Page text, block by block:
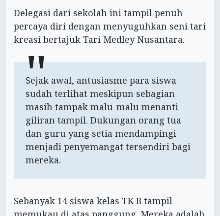
Delegasi dari sekolah ini tampil penuh
percaya diri dengan menyuguhkan seni tari
kreasi bertajuk Tari Medley Nusantara.
Sejak awal, antusiasme para siswa
sudah terlihat meskipun sebagian
masih tampak malu-malu menanti
giliran tampil. Dukungan orang tua
dan guru yang setia mendampingi
menjadi penyemangat tersendiri bagi
mereka.
Sebanyak 14 siswa kelas TK B tampil